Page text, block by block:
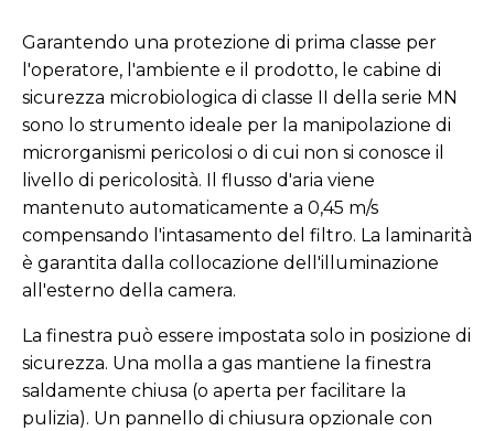
Garantendo una protezione di prima classe per
l'operatore, l'ambiente e il prodotto, le cabine di
sicurezza microbiologica di classe II della serie MN
sono lo strumento ideale per la manipolazione di
microrganismi pericolosi o di cui non si conosce il
livello di pericolosità. Il flusso d'aria viene
mantenuto automaticamente a 0,45 m/s
compensando l'intasamento del filtro. La laminarità
è garantita dalla collocazione dell'illuminazione
all'esterno della camera.
La finestra può essere impostata solo in posizione di
sicurezza. Una molla a gas mantiene la finestra
saldamente chiusa (o aperta per facilitare la
pulizia). Un pannello di chiusura opzionale con